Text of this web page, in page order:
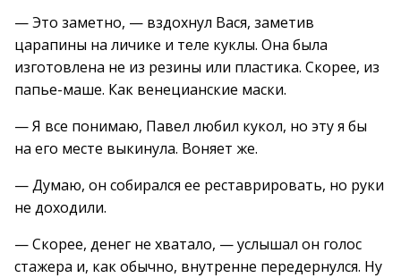
— Это заметно, — вздохнул Вася, заметив
царапины на личике и теле куклы. Она была
изготовлена не из резины или пластика. Скорее, из
папье-маше. Как венецианские маски.
— Я все понимаю, Павел любил кукол, но эту я бы
на его месте выкинула. Воняет же.
— Думаю, он собирался ее реставрировать, но руки
не доходили.
— Скорее, денег не хватало, — услышал он голос
стажера и, как обычно, внутренне передернулся. Ну